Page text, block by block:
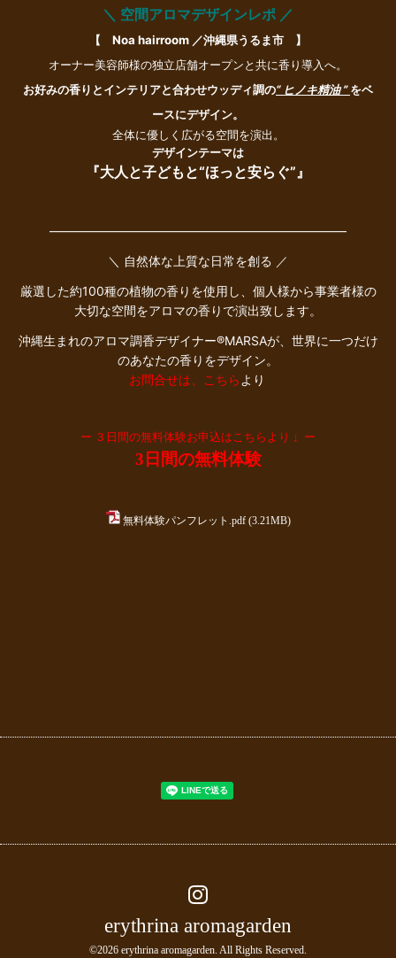
＼ 空間アロマデザインレポ ／
【 Noa hairroom ／沖縄県うるま市 】
オーナー美容師様の独立店舗オープンと共に香り導入へ。
お好みの香りとインテリアと合わせウッディ調の“ ヒノキ精油 ”をベ
ースにデザイン。
全体に優しく広がる空間を演出。
デザインテーマは
『大人と子どもと“ほっと安らぐ” 』
――――――――――――――――――――――――
＼ 自然体な上質な日常を創る ／
厳選した約100種の植物の香りを使用し、個人様から事業者様の
大切な空間をアロマの香りで演出致します。
沖縄生まれのアロマ調香デザイナー®︎MARSAが、世界に一つだけ
のあなたの香りをデザイン。
お問合せは、こちら より
ー ３日間の無料体験お申込はこちらより ↓ ー
3日間の無料体験
無料体験パンフレット.pdf(3.21MB)
erythrina aromagarden
©2026 erythrina aromagarden. All Rights Reserved.